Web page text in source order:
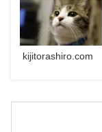
kijitorashiro.com